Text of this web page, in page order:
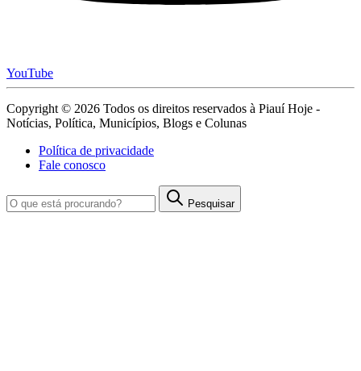
YouTube
Copyright © 2026 Todos os direitos reservados à Piauí Hoje -
Notícias, Política, Municípios, Blogs e Colunas
Política de privacidade
Fale conosco
Pesquisar